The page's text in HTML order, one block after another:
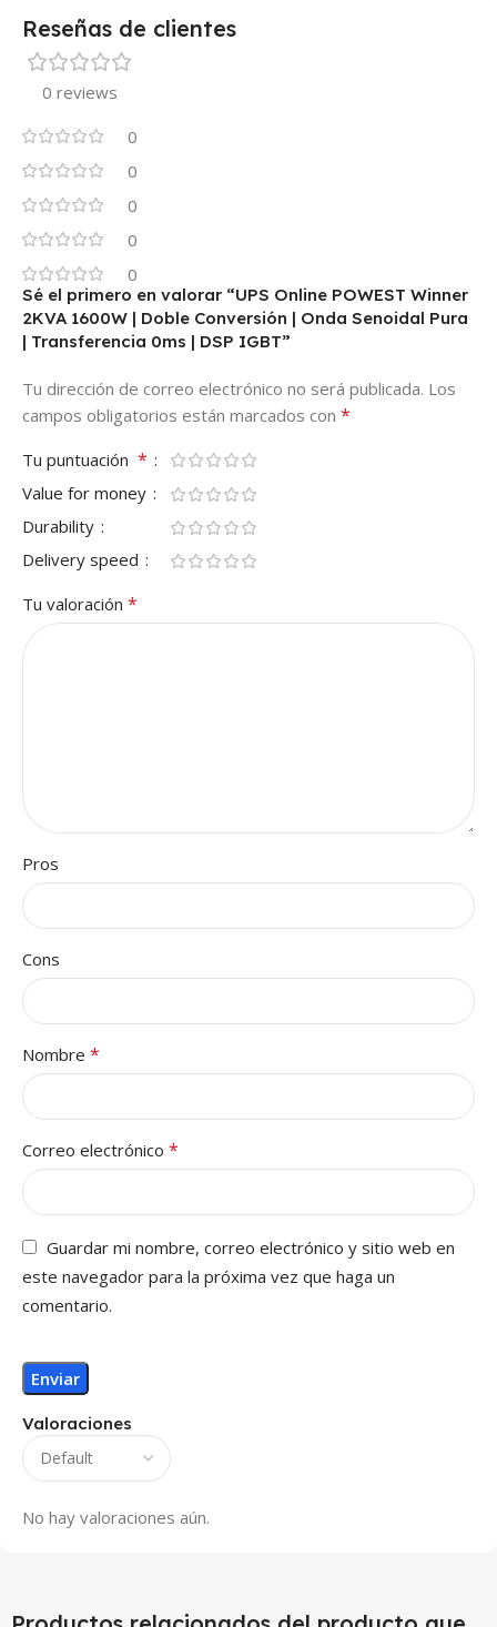
Reseñas de clientes
0 reviews
0
0
0
0
0
Valoraciones
No hay valoraciones aún.
Sé el primero en valorar “UPS Online POWEST Winner
2KVA 1600W | Doble Conversión | Onda Senoidal Pura
| Transferencia 0ms | DSP IGBT”
Tu dirección de correo electrónico no será publicada. Los
campos obligatorios están marcados con *
Tu puntuación *
Value for money
Durability
Delivery speed
Tu valoración *
Pros
Cons
Nombre *
Correo electrónico *
Guardar mi nombre, correo electrónico y sitio web en
este navegador para la próxima vez que haga un
comentario.